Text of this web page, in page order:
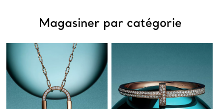
Magasiner par catégorie